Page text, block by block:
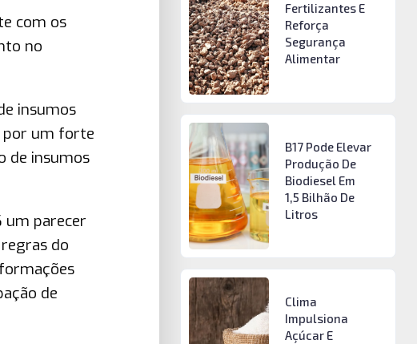
com os
no
insumos
por um forte
de insumos
um parecer
do
de
Fertilizantes E
Reforça
Segurança
Alimentar
B17 Pode Elevar
Produção De
Biodiesel Em
1,5 Bilhão De
Litros
Clima
Impulsiona
Açúcar E